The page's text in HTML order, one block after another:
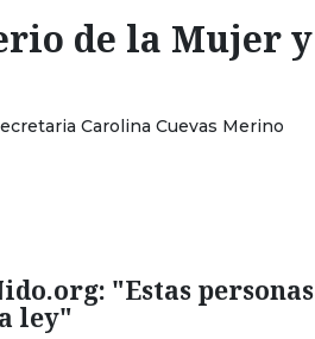
de la Mujer y
Carolina Cuevas Merino
"Estas personas
ley"